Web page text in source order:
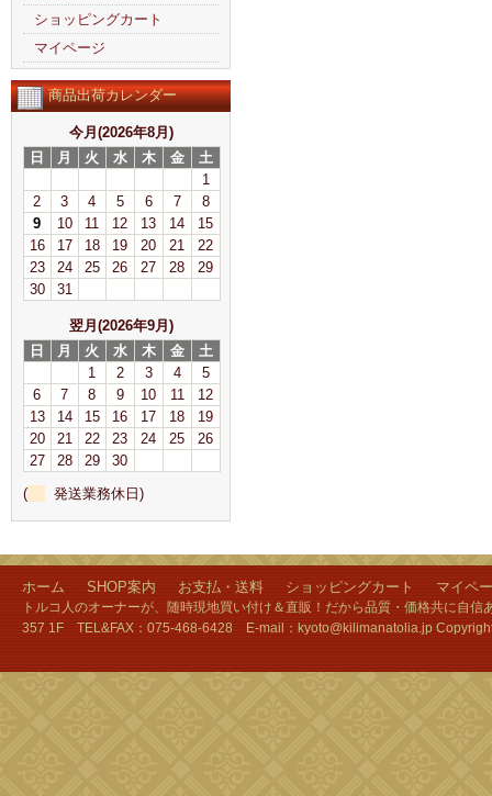
ショッピングカート
マイページ
商品出荷カレンダー
今月(2026年8月)
日
月 火 水 木 金
土
1
2
3 4 5 6 7
8
9
10 11 12 13 14
15
16
17 18 19 20 21
22
23
24 25 26 27 28
29
30
31
翌月(2026年9月)
日
月 火 水 木 金
土
1
2 3 4
5
6
7 8 9 10 11
12
13
14 15 16 17 18
19
20
21 22 23 24 25
26
27
28 29
30
(
発送業務休日)
ホーム SHOP案内 お支払・送料 ショッピングカート マイペ
トルコ人のオーナーが、随時現地買い付け＆直販！だから品質・価格共に自
357 1F TEL&FAX：075-468-6428 E-mail：kyoto@kilimanatolia.jp